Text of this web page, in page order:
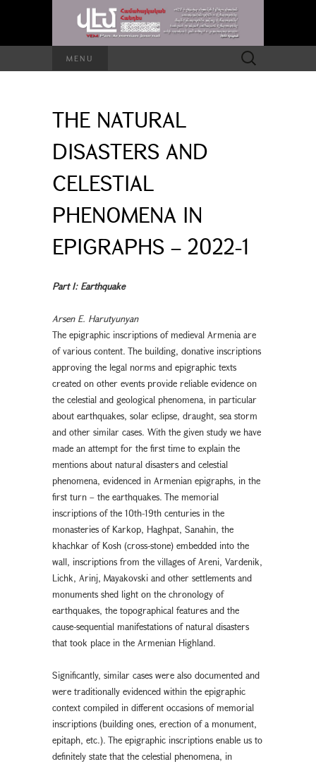
MENU
Search
for:
THE NATURAL
DISASTERS AND
CELESTIAL
PHENOMENA IN
EPIGRAPHS – 2022-1
Part I: Earthquake
Arsen E. Harutyunyan
The epigraphic inscriptions of medieval Armenia are
of various content. The building, donative inscriptions
approving the legal norms and epigraphic texts
created on other events provide reliable evidence on
the celestial and geological phenomena, in particular
about earthquakes, solar eclipse, draught, sea storm
and other similar cases. With the given study we have
made an attempt for the first time to explain the
mentions about natural disasters and celestial
phenomena, evidenced in Armenian epigraphs, in the
first turn – the earthquakes. The memorial
inscriptions of the 10th-19th centuries in the
monasteries of Karkop, Haghpat, Sanahin, the
khachkar of Kosh (cross-stone) embedded into the
wall, inscriptions from the villages of Areni, Vardenik,
Lichk, Arinj, Mayakovski and other settlements and
monuments shed light on the chronology of
earthquakes, the topographical features and the
cause-sequential manifestations of natural disasters
that took place in the Armenian Highland.
Significantly, similar cases were also documented and
were traditionally evidenced within the epigraphic
context compiled in different occasions of memorial
inscriptions (building ones, erection of a monument,
epitaph, etc.). The epigraphic inscriptions enable us to
definitely state that the celestial phenomena, in